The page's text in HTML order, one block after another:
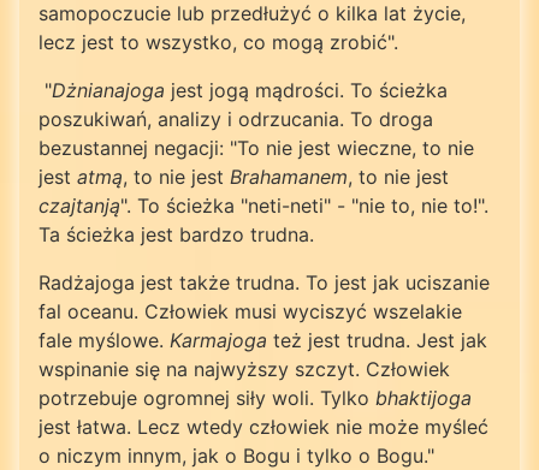
samopoczucie lub przedłużyć o kilka lat życie,
lecz jest to wszystko, co mogą zrobić".
"Dżnianajoga jest jogą mądrości. To ścieżka
poszukiwań, analizy i odrzucania. To droga
bezustannej negacji: "To nie jest wieczne, to nie
jest atmą, to nie jest Brahamanem, to nie jest
czajtanją". To ścieżka "neti-neti" - "nie to, nie to!".
Ta ścieżka jest bardzo trudna.
Radżajoga jest także trudna. To jest jak uciszanie
fal oceanu. Człowiek musi wyciszyć wszelakie
fale myślowe. Karmajoga też jest trudna. Jest jak
wspinanie się na najwyższy szczyt. Człowiek
potrzebuje ogromnej siły woli. Tylko bhaktijoga
jest łatwa. Lecz wtedy człowiek nie może myśleć
o niczym innym, jak o Bogu i tylko o Bogu."